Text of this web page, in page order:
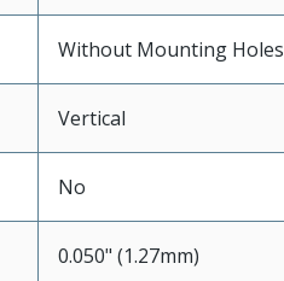
Without Mounting Holes
Vertical
No
0.050" (1.27mm)